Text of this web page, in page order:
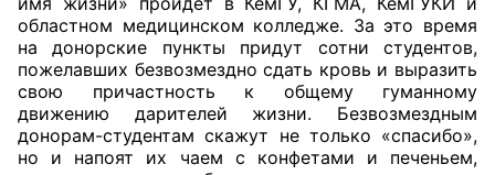
О Палате
Структура Палаты
Комиссии
Экспертный совет ОП КО
областном медицинском колледже. За это время
на донорские пункты придут сотни студентов,
пожелавших безвозмездно сдать кровь и выразить
свою причастность к общему гуманному
движению дарителей жизни. Безвозмездным
донорам-студентам скажут не только «спасибо»,
но и напоят их чаем с конфетами и печеньем,